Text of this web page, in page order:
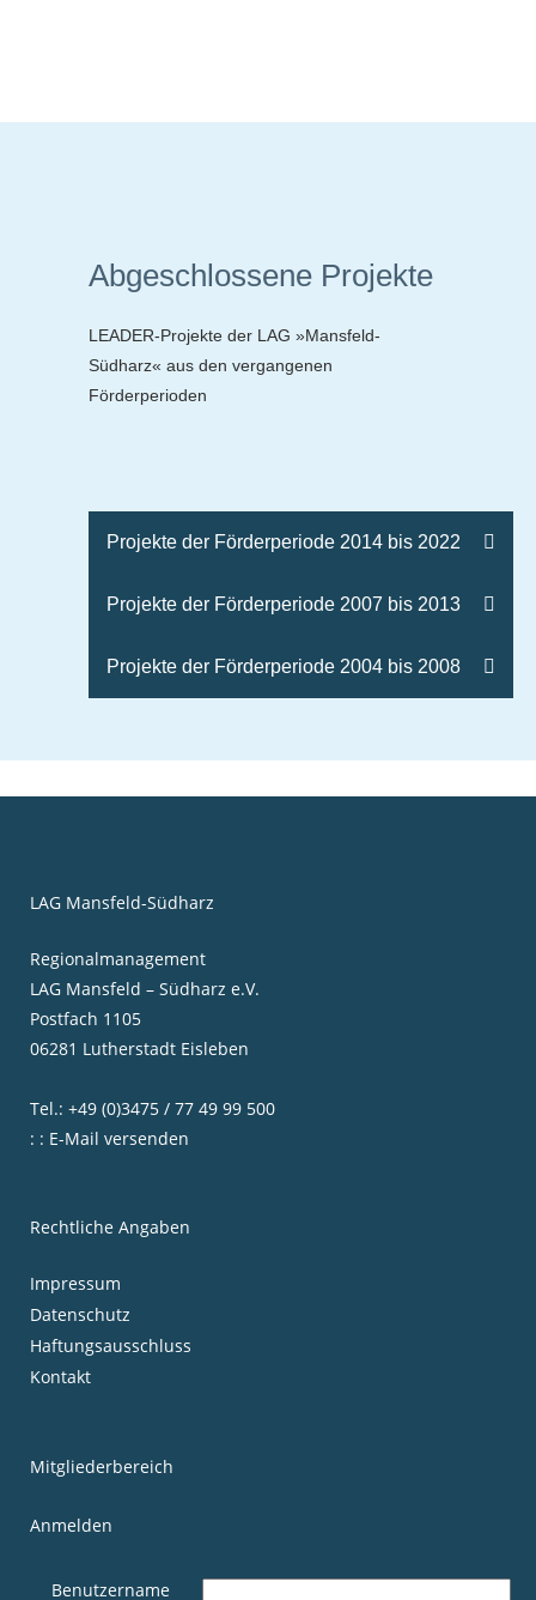
Abgeschlossene Projekte
LEADER-Projekte der LAG »Mansfeld-
Südharz« aus den vergangenen
Förderperioden
Projekte der Förderperiode 2014 bis 2022
Projekte der Förderperiode 2007 bis 2013
Projekte der Förderperiode 2004 bis 2008
LAG Mansfeld-Südharz
Regionalmanagement
LAG Mansfeld – Südharz e.V.
Postfach 1105
06281 Lutherstadt Eisleben
Tel.: +49 (0)3475 / 77 49 99 500
: : E-Mail versenden
Rechtliche Angaben
Impressum
Datenschutz
Haftungsausschluss
Kontakt
Mitgliederbereich
Anmelden
Benutzername